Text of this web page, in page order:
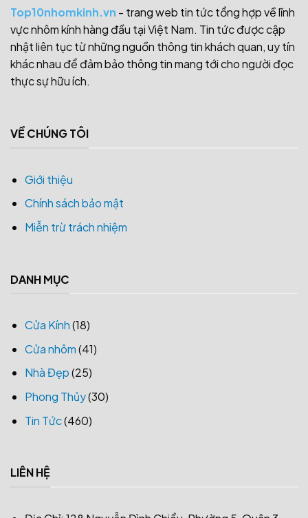
Top10nhomkinh.vn - trang web tin tức tổng hợp về lĩnh
vực nhôm kính hàng đầu tại Việt Nam. Tin tức được cập
nhật liên tục từ những nguồn thông tin khách quan, uy tín
khác nhau để đảm bảo thông tin mang tới cho người đọc
thực sự hữu ích.
VỀ CHÚNG TÔI
Giới thiệu
Chính sách bảo mật
Miễn trừ trách nhiệm
DANH MỤC
Cửa Kính(18)
Cửa nhôm(41)
Nhà Đẹp(25)
Phong Thủy(30)
Tin Tức(460)
LIÊN HỆ